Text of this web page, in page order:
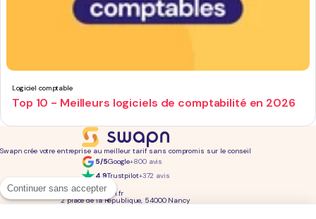
Continuer sans accepter
Logiciel comptable
Top 10 - Meilleurs logiciels de comptabilité en 2026
Swapn crée votre entreprise au meilleur tarif sans compromis sur le conseil
5/5Google+800 avis
4,9Trustpilot+372 avis
01 76 31 04 86
bonjour@swapn.fr
2 place de la République, 54000 Nancy
La news' des entrepreneurs